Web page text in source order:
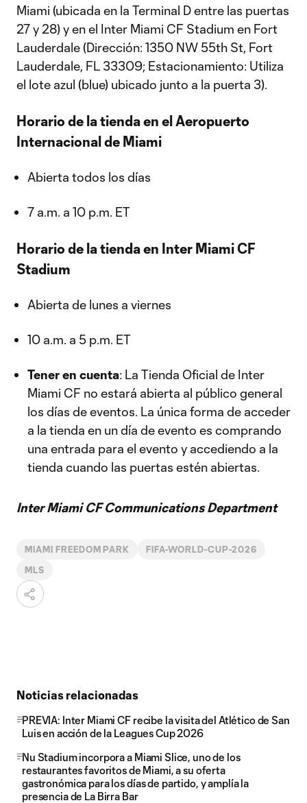
Miami (ubicada en la Terminal D entre las puertas
27 y 28) y en el Inter Miami CF Stadium en Fort
Lauderdale (Dirección: 1350 NW 55th St, Fort
Lauderdale, FL 33309; Estacionamiento: Utiliza
el lote azul (blue) ubicado junto a la puerta 3).
Horario de la tienda en el Aeropuerto
Internacional de Miami
Abierta todos los días
7 a.m. a 10 p.m. ET
Horario de la tienda en Inter Miami CF
Stadium
Abierta de lunes a viernes
10 a.m. a 5 p.m. ET
Tener en cuenta: La Tienda Oficial de Inter
Miami CF no estará abierta al público general
los días de eventos. La única forma de acceder
a la tienda en un día de evento es comprando
una entrada para el evento y accediendo a la
tienda cuando las puertas estén abiertas.
Inter Miami CF Communications Department
MIAMI FREEDOM PARK FIFA-WORLD-CUP-2026
MLS
Noticias relacionadas
PREVIA: Inter Miami CF recibe la visita del Atlético de San
Luis en acción de la Leagues Cup 2026
Nu Stadium incorpora a Miami Slice, uno de los
restaurantes favoritos de Miami, a su oferta
gastronómica para los días de partido, y amplía la
presencia de La Birra Bar